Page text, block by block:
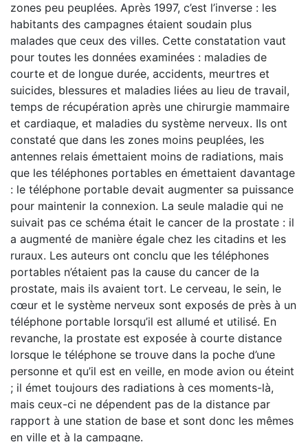
zones peu peuplées. Après 1997, c’est l’inverse : les
habitants des campagnes étaient soudain plus
malades que ceux des villes. Cette constatation vaut
pour toutes les données examinées : maladies de
courte et de longue durée, accidents, meurtres et
suicides, blessures et maladies liées au lieu de travail,
temps de récupération après une chirurgie mammaire
et cardiaque, et maladies du système nerveux. Ils ont
constaté que dans les zones moins peuplées, les
antennes relais émettaient moins de radiations, mais
que les téléphones portables en émettaient davantage
: le téléphone portable devait augmenter sa puissance
pour maintenir la connexion. La seule maladie qui ne
suivait pas ce schéma était le cancer de la prostate : il
a augmenté de manière égale chez les citadins et les
ruraux. Les auteurs ont conclu que les téléphones
portables n’étaient pas la cause du cancer de la
prostate, mais ils avaient tort. Le cerveau, le sein, le
cœur et le système nerveux sont exposés de près à un
téléphone portable lorsqu’il est allumé et utilisé. En
revanche, la prostate est exposée à courte distance
lorsque le téléphone se trouve dans la poche d’une
personne et qu’il est en veille, en mode avion ou éteint
; il émet toujours des radiations à ces moments-là,
mais ceux-ci ne dépendent pas de la distance par
rapport à une station de base et sont donc les mêmes
en ville et à la campagne.